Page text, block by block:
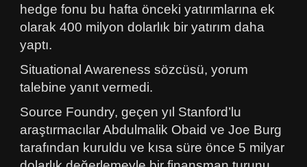
hedge fonu bu hafta önceki yatırımlarına ek
olarak 400 milyon dolarlık bir yatırım daha
yaptı.
Situational Awareness sözcüsü, yorum
talebine yanıt vermedi.
Source Foundry, geçen yıl Stanford’lu
araştırmacılar Abdulmalik Obaid ve Joe Burg
tarafından kuruldu ve kısa süre önce 5 milyar